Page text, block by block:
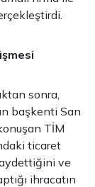
sonra,
başkenti San
TİM
ticaret
ve
ihracatın